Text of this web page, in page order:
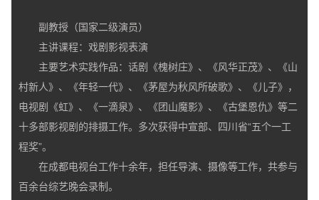
副教授（国家二级演员）
主讲课程：戏剧影视表演
主要艺术实践作品：话剧《槐树庄》、《风华正茂》、《山
村新人》、《年轻一代》、《茅屋为秋风所破歌》、《儿子》，
电视剧《虹》、《一滴泉》、《团山魔影》、《古堡恩仇》等二
十多部影视剧的排摄工作。多次获得中宣部、四川省“五个一工
程奖”。
在成都电视台工作十余年，担任导演、摄像等工作，共参与
百余台综艺晚会录制。